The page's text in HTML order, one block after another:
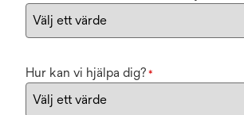
Hur kan vi hjälpa dig? *